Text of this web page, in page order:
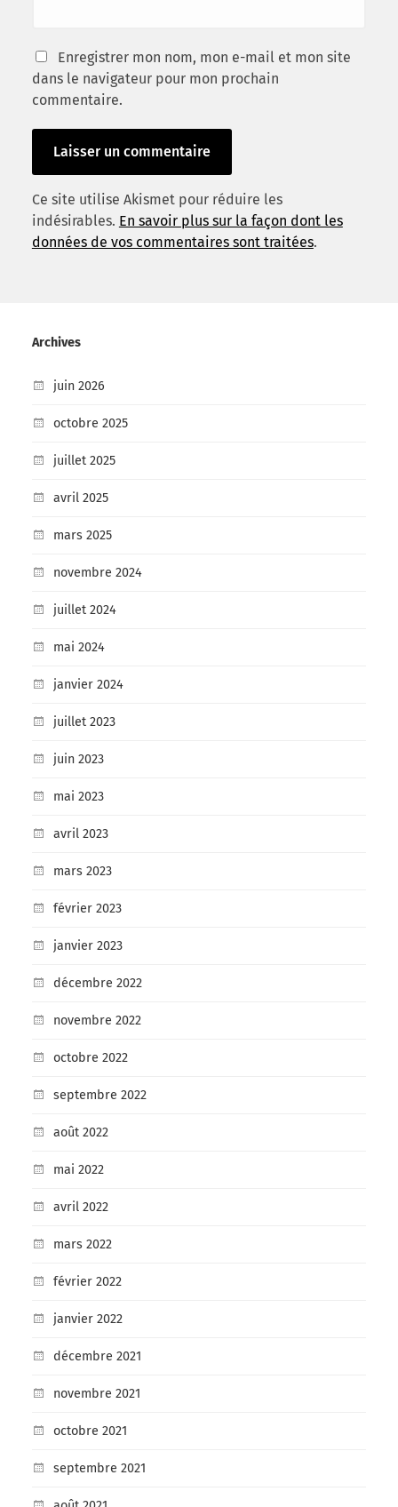
Enregistrer mon nom, mon e-mail et mon site
dans le navigateur pour mon prochain
commentaire.
Ce site utilise Akismet pour réduire les
indésirables. En savoir plus sur la façon dont les
données de vos commentaires sont traitées.
Archives
juin 2026
octobre 2025
juillet 2025
avril 2025
mars 2025
novembre 2024
juillet 2024
mai 2024
janvier 2024
juillet 2023
juin 2023
mai 2023
avril 2023
mars 2023
février 2023
janvier 2023
décembre 2022
novembre 2022
octobre 2022
septembre 2022
août 2022
mai 2022
avril 2022
mars 2022
février 2022
janvier 2022
décembre 2021
novembre 2021
octobre 2021
septembre 2021